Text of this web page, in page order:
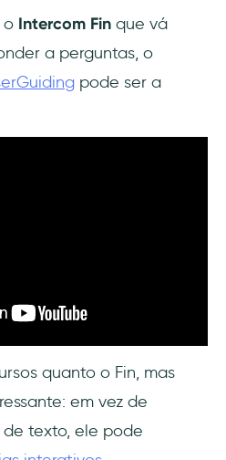
o Intercom Fin que vá
a perguntas, o
pode ser a
quanto o Fin, mas
em vez de
texto, ele pode